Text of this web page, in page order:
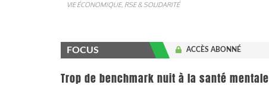
VIE ÉCONOMIQUE, RSE & SOLIDARITÉ
FOCUS ACCÈS ABONNÉ
Trop de benchmark nuit à la santé mentale